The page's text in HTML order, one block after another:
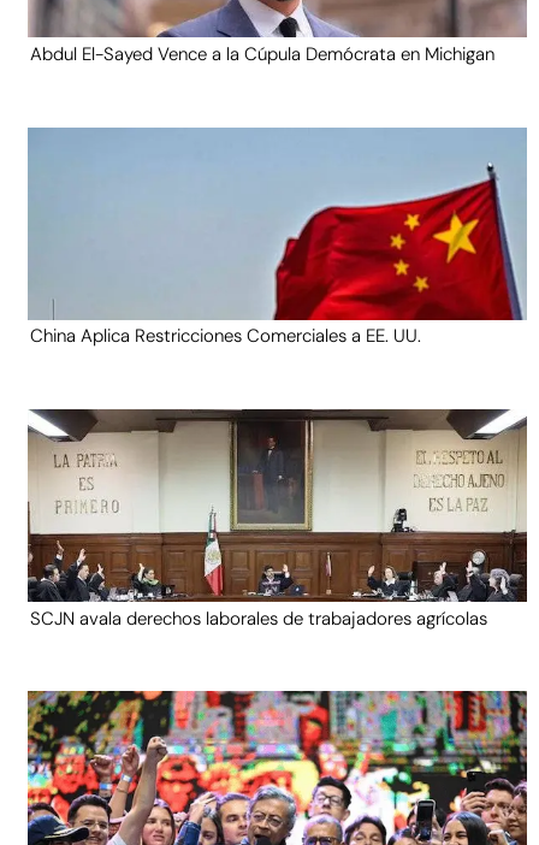
Abdul El-Sayed Vence a la Cúpula Demócrata en Michigan
China Aplica Restricciones Comerciales a EE. UU.
SCJN avala derechos laborales de trabajadores agrícolas